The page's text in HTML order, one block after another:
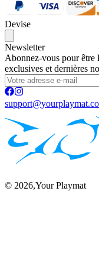
Devise
Newsletter
Abonnez-vous pour être
exclusives et dernières
© 2026,Your Playmat